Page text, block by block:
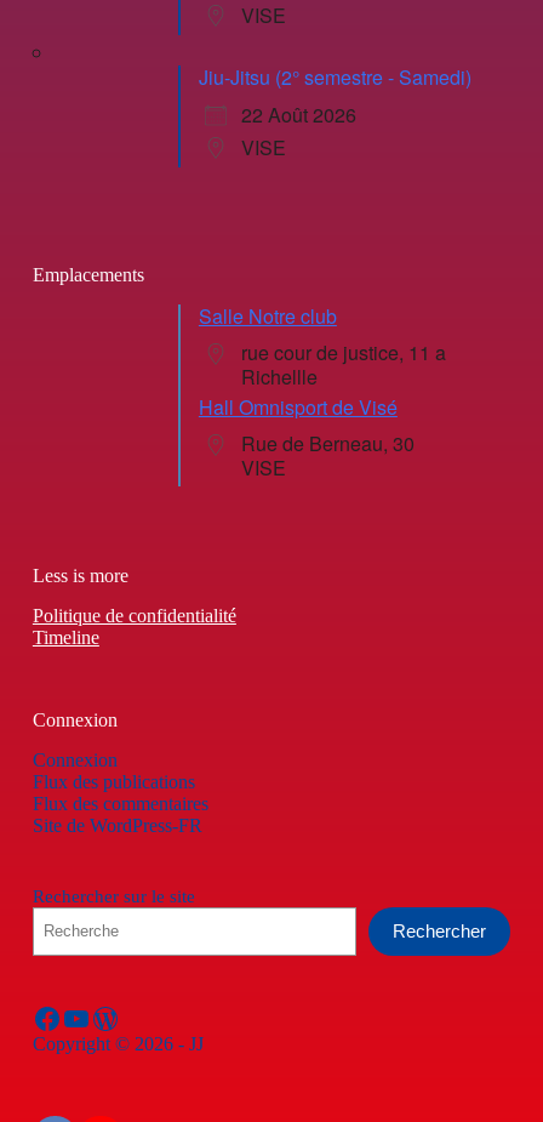
VISE
Jiu-Jitsu (2° semestre - Samedi)
22 Août 2026
VISE
Emplacements
Salle Notre club
rue cour de justice, 11 a
Richellle
Hall Omnisport de Visé
Rue de Berneau, 30
VISE
Less is more
Politique de confidentialité
Timeline
Connexion
Connexion
Flux des publications
Flux des commentaires
Site de WordPress-FR
Rechercher sur le site
Rechercher
Facebook
YouTube
WordPress
Copyright © 2026 - JJ